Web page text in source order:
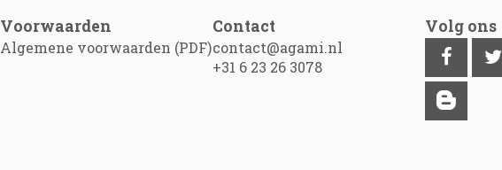
Voorwaarden
Algemene voorwaarden (PDF)
Contact
contact@agami.nl
+31 6 23 26 3078
Volg ons